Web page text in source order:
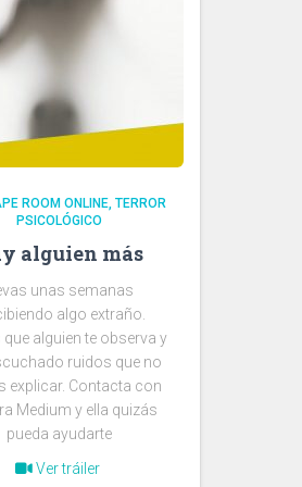
ROOM ONLINE TERROR
PSICOLÓGICO
alguien más
unas semanas
algo extraño.
que alguien te observa y
ruidos que no
explicar. Contacta con
Medium y ella quizás
pueda ayudarte
Ver tráiler